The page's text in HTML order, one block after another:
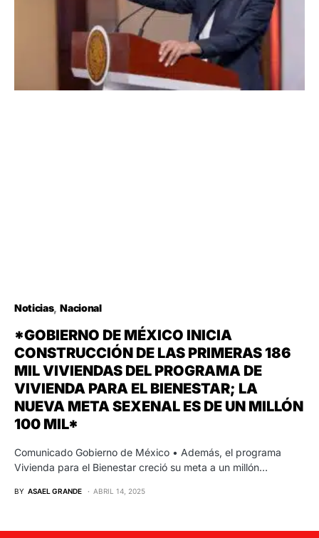
Noticias Nacional
*GOBIERNO DE MÉXICO INICIA
CONSTRUCCIÓN DE LAS PRIMERAS 186
MIL VIVIENDAS DEL PROGRAMA DE
VIVIENDA PARA EL BIENESTAR; LA
NUEVA META SEXENAL ES DE UN MILLÓN
100 MIL*
Comunicado Gobierno de México • Además, el programa
Vivienda para el Bienestar creció su meta a un millón…
BY ASAEL GRANDE ABRIL 14, 2025